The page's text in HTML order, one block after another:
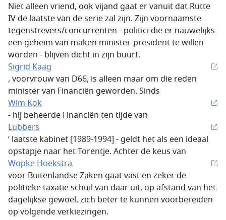
Niet alleen vriend, ook vijand gaat er vanuit dat Rutte
IV de laatste van de serie zal zijn. Zijn voornaamste
tegenstrevers/concurrenten - politici die er nauwelijks
een geheim van maken minister-president te willen
worden - blijven dicht in zijn buurt.
Sigrid Kaag
, voorvrouw van D66, is alleen maar om die reden
minister van Financiën geworden. Sinds
Wim Kok
- hij beheerde Financiën ten tijde van
Lubbers
’ laatste kabinet [1989-1994] - geldt het als een ideaal
opstapje naar het Torentje. Achter de keus van
Wopke Hoekstra
voor Buitenlandse Zaken gaat vast en zeker de
politieke taxatie schuil van daar uit, op afstand van het
dagelijkse gewoel, zich beter te kunnen voorbereiden
op volgende verkiezingen.